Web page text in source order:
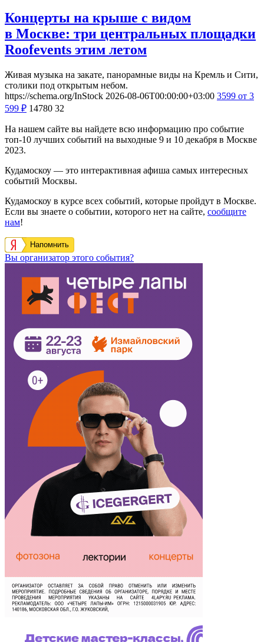
Концерты на крыше с видом
в Москве: три центральных площадки
Roofevents этим летом
Живая музыка на закате, панорамные виды на Кремль и Сити,
столики под открытым небом.
https://schema.org/InStock 2026-08-06T00:00:00+03:00 3599 от 3
599 ₽ 14780 32
На нашем сайте вы найдете всю информацию про событие
топ-10 лучших событий на выходные 9 и 10 декабря в Москве
2023.
Кудамоскоу — это интерактивная афиша самых интересных
событий Москвы.
Кудамоскоу в курсе всех событий, которые пройдут в Москве.
Если вы знаете о событии, которого нет на сайте, сообщите
нам!
Напомнить
Вы организатор этого события?